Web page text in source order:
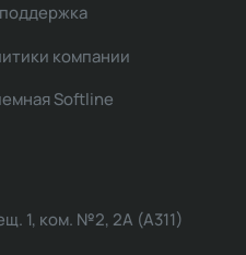
компании
Softline
1, ком. №2, 2А (А311)